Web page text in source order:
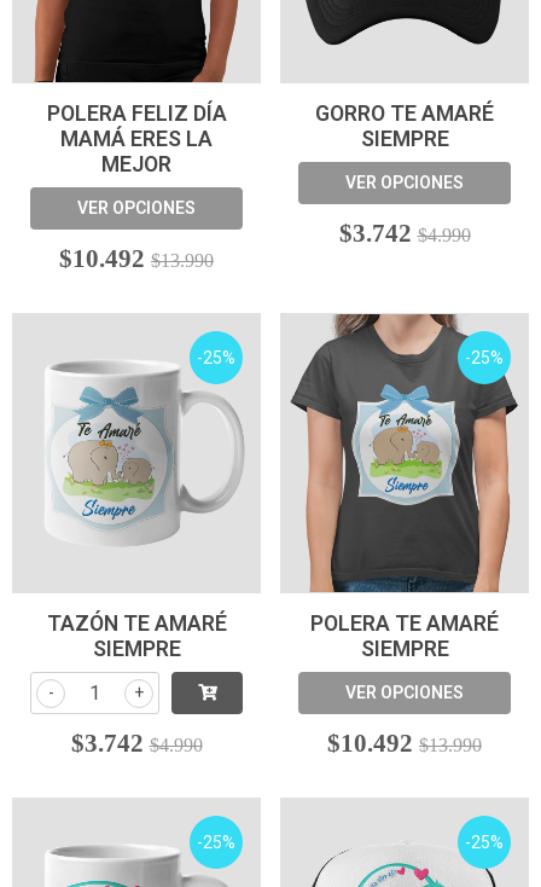
POLERA FELIZ DÍA
MAMÁ ERES LA
MEJOR
VER OPCIONES
$10.492 $13.990
GORRO TE AMARÉ
SIEMPRE
VER OPCIONES
$3.742 $4.990
-25%
TAZÓN TE AMARÉ
SIEMPRE
+
-
$3.742 $4.990
-25%
POLERA TE AMARÉ
SIEMPRE
VER OPCIONES
$10.492 $13.990
-25% -25%